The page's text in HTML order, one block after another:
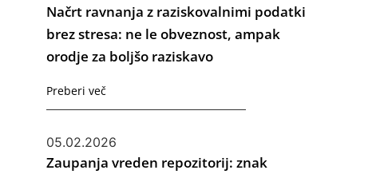
Načrt ravnanja z raziskovalnimi podatki
brez stresa: ne le obveznost, ampak
orodje za boljšo raziskavo
Preberi več
05.02.2026
Zaupanja vreden repozitorij: znak